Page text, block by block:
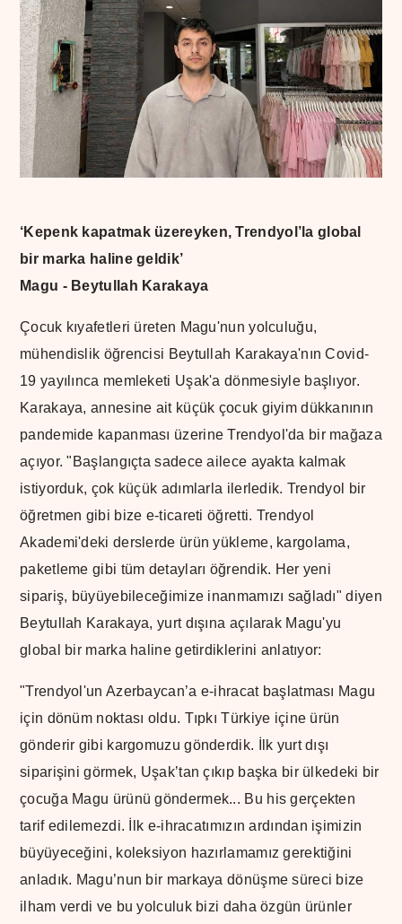
‘Kepenk kapatmak üzereyken, Trendyol’la global
bir marka haline geldik’
Magu - Beytullah Karakaya
Çocuk kıyafetleri üreten Magu'nun yolculuğu,
mühendislik öğrencisi Beytullah Karakaya'nın Covid-
19 yayılınca memleketi Uşak'a dönmesiyle başlıyor.
Karakaya, annesine ait küçük çocuk giyim dükkanının
pandemide kapanması üzerine Trendyol'da bir mağaza
açıyor. "Başlangıçta sadece ailece ayakta kalmak
istiyorduk, çok küçük adımlarla ilerledik. Trendyol bir
öğretmen gibi bize e-ticareti öğretti. Trendyol
Akademi'deki derslerde ürün yükleme, kargolama,
paketleme gibi tüm detayları öğrendik. Her yeni
sipariş, büyüyebileceğimize inanmamızı sağladı" diyen
Beytullah Karakaya, yurt dışına açılarak Magu'yu
global bir marka haline getirdiklerini anlatıyor:
"Trendyol'un Azerbaycan’a e-ihracat başlatması Magu
için dönüm noktası oldu. Tıpkı Türkiye içine ürün
gönderir gibi kargomuzu gönderdik. İlk yurt dışı
siparişini görmek, Uşak’tan çıkıp başka bir ülkedeki bir
çocuğa Magu ürünü göndermek... Bu his gerçekten
tarif edilemezdi. İlk e-ihracatımızın ardından işimizin
büyüyeceğini, koleksiyon hazırlamamız gerektiğini
anladık. Magu’nun bir markaya dönüşme süreci bize
ilham verdi ve bu yolculuk bizi daha özgün ürünler